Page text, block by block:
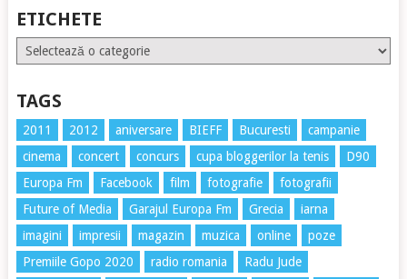
ETICHETE
Etichete
TAGS
2011 2012 aniversare BIEFF Bucuresti
campanie
cinema
concert concurs cupa bloggerilor la tenis
D90
Europa Fm
Facebook film fotografie
fotografii
Future of Media
Garajul Europa Fm Grecia
iarna
imagini
impresii magazin muzica online
poze
Premiile Gopo 2020
radio romania
Radu Jude